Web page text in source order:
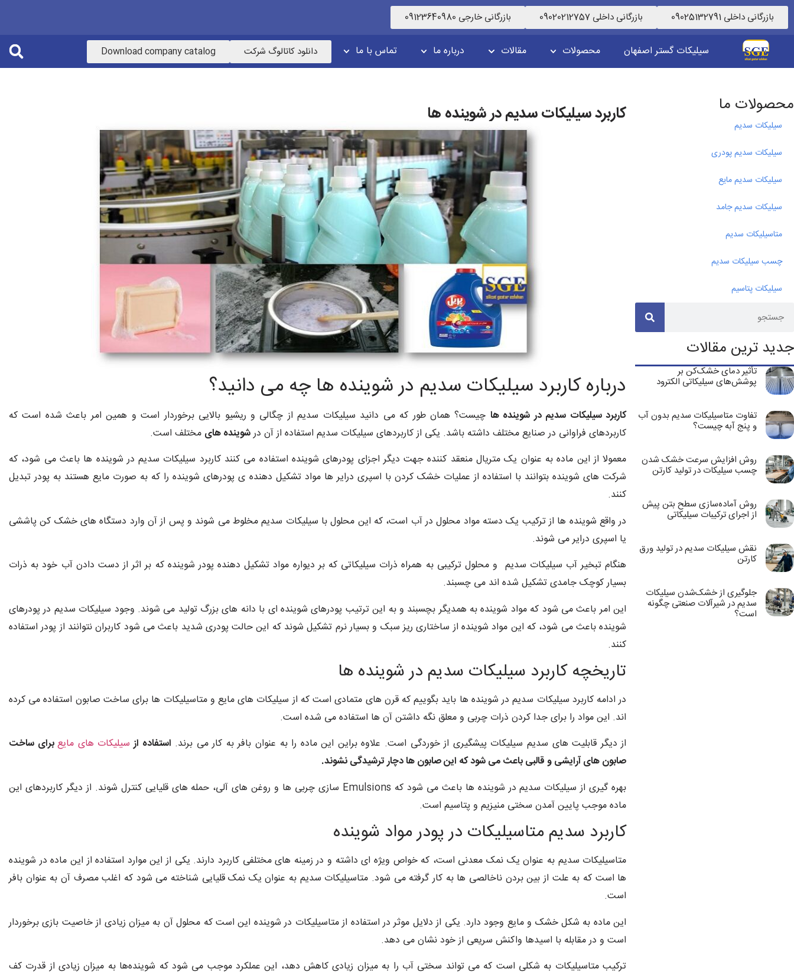
بازرگانی داخلی 09025132791 بازرگانی داخلی 09020212757 بازرگانی خارجی 09123640980
سیلیکات گستر اصفهان محصولات مقالات درباره ما تماس با ما دانلود کاتالوگ شرکت Download company catalog
محصولات ما
سیلیکات سدیم
سیلیکات سدیم پودری
سیلیکات سدیم مایع
سیلیکات سدیم جامد
متاسیلیکات سدیم
چسب سیلیکات سدیم
سیلیکات پتاسیم
جدید ترین مقالات
تأثیر دمای خشک‌کن بر
پوشش‌های سیلیکاتی الکترود
تفاوت متاسیلیکات سدیم بدون آب
و پنج آبه چیست؟
روش افزایش سرعت خشک شدن
چسب سیلیکات در تولید کارتن
روش آماده‌سازی سطح بتن پیش
از اجرای ترکیبات سیلیکاتی
نقش سیلیکات سدیم در تولید ورق
کارتن
جلوگیری از خشک‌شدن سیلیکات
سدیم در شیرآلات صنعتی چگونه
است؟
کاربرد سیلیکات سدیم در شوینده ها
درباره کاربرد سیلیکات سدیم در شوینده ها چه می دانید؟
کاربرد سیلیکات سدیم در شوینده ها چیست؟ همان طور که می دانید سیلیکات سدیم از چگالی و ریشیو بالایی برخوردار است و همین امر باعث شده است که
کاربردهای فراوانی در صنایع مختلف داشته باشد. یکی از کاربردهای سیلیکات سدیم استفاده از آن درشوینده های مختلف است.
معمولا از این ماده به عنوان یک متریال منعقد کننده جهت دیگر اجزای پودرهای شوینده استفاده می کنند کاربرد سیلیکات سدیم در شوینده ها باعث می شود، که
شرکت های شوینده بتوانند با استفاده از عملیات خشک کردن با اسپری درایر ها مواد تشکیل دهنده ی پودرهای شوینده را که به صورت مایع هستند به پودر تبدیل
کنند.
در واقع شوینده ها از ترکیب یک دسته مواد محلول در آب است، که این محلول با سیلیکات سدیم مخلوط می شوند و پس از آن وارد دستگاه های خشک کن پاششی
یا اسپری درایر می شوند.
هنگام تبخیر آب سیلیکات سدیم و محلول ترکیبی به همراه ذرات سیلیکاتی که بر دیواره مواد تشکیل دهنده پودر شوینده که بر اثر از دست دادن آب خود به ذرات
بسیار کوچک جامدی تشکیل شده اند می چسبند.
این امر باعث می شود که مواد شوینده به همدیگر بچسبند و به این ترتیب پودرهای شوینده ای با دانه های بزرگ تولید می شوند. وجود سیلیکات سدیم در پودرهای
شوینده باعث می شود، که این مواد شوینده از ساختاری ریز سبک و بسیار نرم تشکیل شوند که این حالت پودری شدید باعث می شود کاربران نتوانند از پودر استفاده
کنند.
تاریخچه کاربرد سیلیکات سدیم در شوینده ها
در ادامه کاربرد سیلیکات سدیم در شوینده ها باید بگوییم که قرن های متمادی است که از سیلیکات های مایع و متاسیلیکات ها برای ساخت صابون استفاده می کرده
اند. این مواد را برای جدا کردن ذرات چربی و معلق نگه داشتن آن ها استفاده می شده است.
از دیگر قابلیت های سدیم سیلیکات پیشگیری از خوردگی است. علاوه براین این ماده را به عنوان بافر به کار می برند. استفاده از سیلیکات های مایعبرای ساخت
صابون های آرایشی و قالبی باعث می شود که این صابون ها دچار ترشیدگی نشوند.
بهره گیری از سیلیکات سدیم در شوینده ها باعث می شود که Emulsions سازی چربی ها و روغن های آلی، حمله های قلیایی کنترل شوند. از دیگر کاربردهای این
ماده موجب پایین آمدن سختی منیزیم و پتاسیم است.
کاربرد سدیم متاسیلیکات در پودر مواد شوینده
متاسیلیکات سدیم به عنوان یک نمک معدنی است، که خواص ویژه ای داشته و در زمینه های مختلفی کاربرد دارند. یکی از این موارد استفاده از این ماده در شوینده
ها است که به علت از بین بردن ناخالصی ها به کار گرفته می شود. متاسیلیکات سدیم به عنوان یک نمک قلیایی شناخته می شود که اغلب مصرف آن به عنوان بافر
است.
این ماده به شکل خشک و مایع وجود دارد. یکی از دلایل موثر در استفاده از متاسیلیکات در شوینده این است که محلول آن به میزان زیادی از خاصیت بازی برخوردار
است و در مقابله با اسیدها واکنش سریعی از خود نشان می دهد.
ترکیب متاسیلیکات به شکلی است که می تواند سختی آب را به میزان زیادی کاهش دهد، این عملکرد موجب می شود که شوینده‌ها به میزان زیادی از قدرت کف